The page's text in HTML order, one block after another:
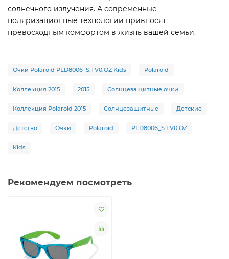
солнечного излучения. А современные
поляризационные технологии привносят
превосходным комфортом в жизнь вашей семьи.
Очки Polaroid PLD8006_S.TV0.OZ Kids Polaroid
Коллекция 2015 2015 Солнцезащитные очки
Коллекция Polaroid 2015 Солнцезащитные Детские
Детство Очки Polaroid PLD8006_S.TV0.OZ
Kids
Рекомендуем посмотреть